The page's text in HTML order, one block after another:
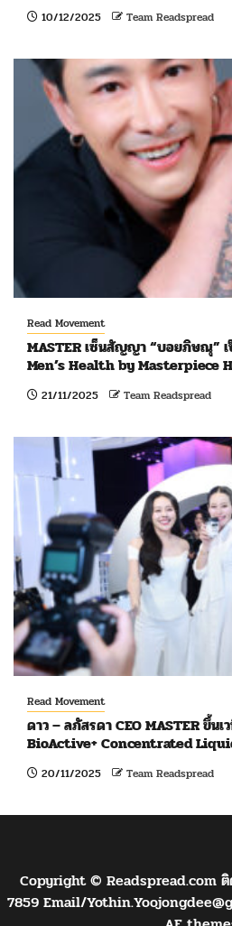
10/12/2025 Team Readspread
Read Movement
MASTER เซ็นสัญญา “บอยภิษณุ”
Men’s Health by Masterpiece
21/11/2025 Team Readspread
Read Movement
ดาว – ลภัสรดา CEO MASTER ขึ้น
BioActive+ Concentrated
20/11/2025 Team Readspread
Copyright © Readspread.com ติ
7859 Email/